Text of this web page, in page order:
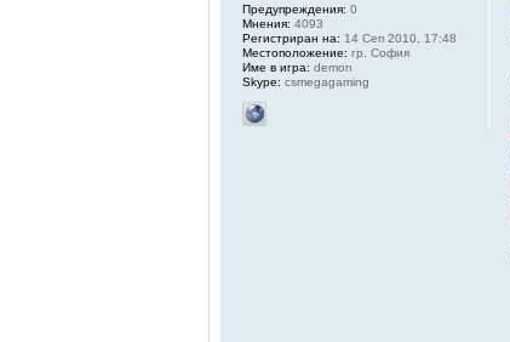
Предупреждения: 0
Мнения: 4093
Регистриран на: 14 Сеп 2010, 17:48
Местоположение: гр. София
Име в игра: demon
Skype: csmegagaming